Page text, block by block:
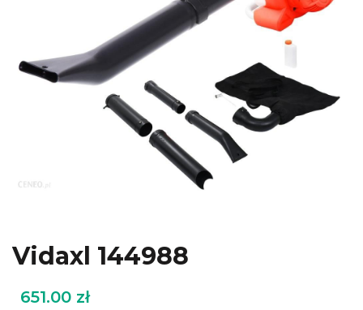
Vidaxl 144988
651.00 zł